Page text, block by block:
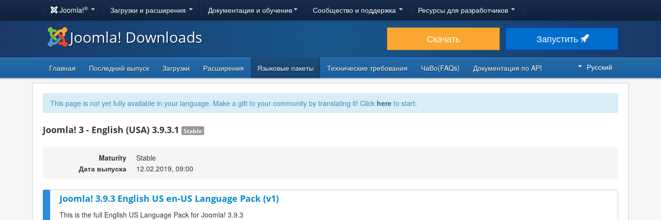
Joomla!® Загрузки и расширения Документация и обучение Сообщество и поддержка Ресурсы для разработчиков
Joomla! Downloads Скачать Запустить
Главная Последний выпуск Загрузки Расширения Языковые пакеты Технические требования ЧаВо(FAQs) Документация по API Русский
This page is not yet fully available in your language. Make a gift to your community by translating it! Click here to start.
Joomla! 3 - English (USA) 3.9.3.1 Stable
Maturity
Stable
Дата выпуска
12.02.2019, 09:00
Joomla! 3.9.3 English US en-US Language Pack (v1)
This is the full English US Language Pack for Joomla! 3.9.3